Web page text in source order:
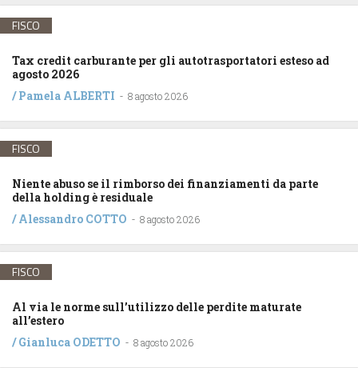
FISCO
Tax credit carburante per gli autotrasportatori esteso ad
agosto 2026
/Pamela ALBERTI - 8 agosto 2026
FISCO
Niente abuso se il rimborso dei finanziamenti da parte
della holding è residuale
/Alessandro COTTO - 8 agosto 2026
FISCO
Al via le norme sull’utilizzo delle perdite maturate
all’estero
/Gianluca ODETTO - 8 agosto 2026